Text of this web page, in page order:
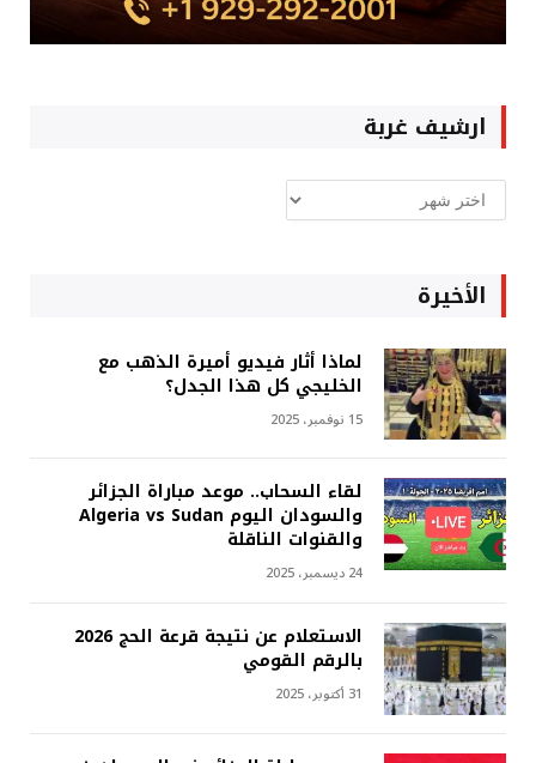
ارشيف غربة
ارشيف
غربة
الأخيرة
لماذا أثار فيديو أميرة الذهب مع
الخليجي كل هذا الجدل؟
15 نوفمبر، 2025
لقاء السحاب.. موعد مباراة الجزائر
والسودان اليوم Algeria vs Sudan
والقنوات الناقلة
24 ديسمبر، 2025
الاستعلام عن نتيجة قرعة الحج 2026
بالرقم القومي
31 أكتوبر، 2025